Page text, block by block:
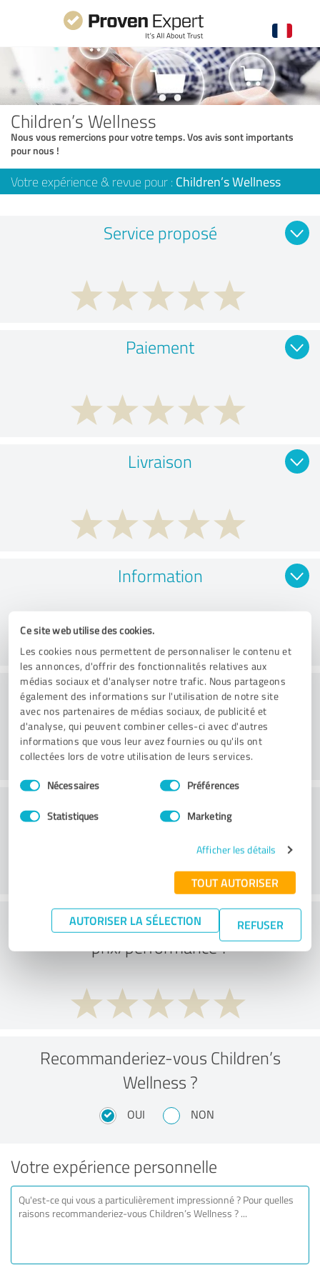
Ce site web utilise des cookies.
Les cookies nous permettent de personnaliser le contenu et
les annonces, d'offrir des fonctionnalités relatives aux
médias sociaux et d'analyser notre trafic. Nous partageons
également des informations sur l'utilisation de notre site
avec nos partenaires de médias sociaux, de publicité et
d'analyse, qui peuvent combiner celles-ci avec d'autres
informations que vous leur avez fournies ou qu'ils ont
collectées lors de votre utilisation de leurs services.
Sélection
du
Nécessaires Préférences
Statistiques Marketing
Afficher les détails
TOUT AUTORISER
AUTORISER LA SÉLECTION REFUSER
Children’s Wellness
Nous vous remercions pour votre temps. Vos avis sont importants
pour nous !
Votre expérience & revue pour : Children’s Wellness
Service proposé
Paiement
Livraison
Information
Site web
Service à la clientèle
Que pensez-vous du rapport
prix/performance ?
Recommanderiez-vous Children’s
Wellness ?
OUI NON
Votre expérience personnelle